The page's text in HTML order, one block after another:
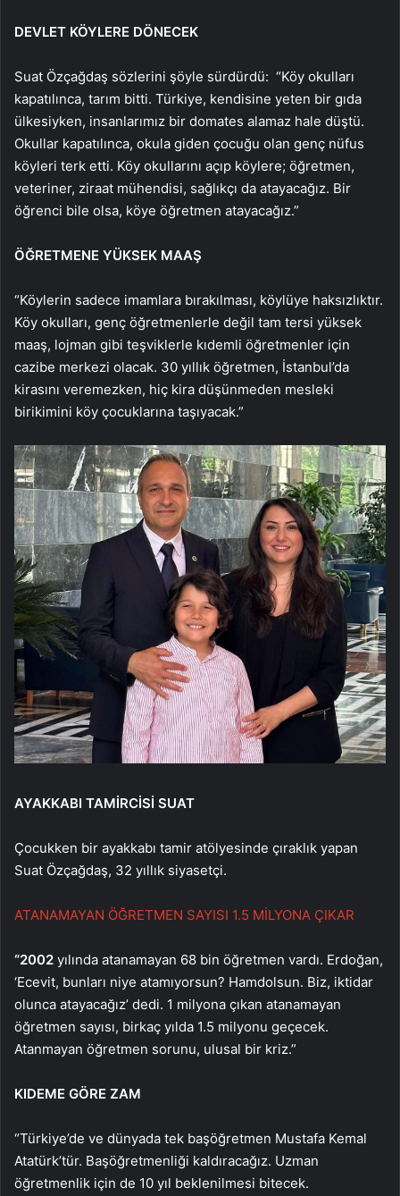
DEVLET KÖYLERE DÖNECEK
Suat Özçağdaş sözlerini şöyle sürdürdü: “Köy okulları
kapatılınca, tarım bitti. Türkiye, kendisine yeten bir gıda
ülkesiyken, insanlarımız bir domates alamaz hale düştü.
Okullar kapatılınca, okula giden çocuğu olan genç nüfus
köyleri terk etti. Köy okullarını açıp köylere; öğretmen,
veteriner, ziraat mühendisi, sağlıkçı da atayacağız. Bir
öğrenci bile olsa, köye öğretmen atayacağız.”
ÖĞRETMENE YÜKSEK MAAŞ
“Köylerin sadece imamlara bırakılması, köylüye haksızlıktır.
Köy okulları, genç öğretmenlerle değil tam tersi yüksek
maaş, lojman gibi teşviklerle kıdemli öğretmenler için
cazibe merkezi olacak. 30 yıllık öğretmen, İstanbul’da
kirasını veremezken, hiç kira düşünmeden mesleki
birikimini köy çocuklarına taşıyacak.”
AYAKKABI TAMİRCİSİ SUAT
Çocukken bir ayakkabı tamir atölyesinde çıraklık yapan
Suat Özçağdaş, 32 yıllık siyasetçi.
ATANAMAYAN ÖĞRETMEN SAYISI 1.5 MİLYONA ÇIKAR
“2002 yılında atanamayan 68 bin öğretmen vardı. Erdoğan,
‘Ecevit, bunları niye atamıyorsun? Hamdolsun. Biz, iktidar
olunca atayacağız’ dedi. 1 milyona çıkan atanamayan
öğretmen sayısı, birkaç yılda 1.5 milyonu geçecek.
Atanmayan öğretmen sorunu, ulusal bir kriz.”
KIDEME GÖRE ZAM
“Türkiye’de ve dünyada tek başöğretmen Mustafa Kemal
Atatürk’tür. Başöğretmenliği kaldıracağız. Uzman
öğretmenlik için de 10 yıl beklenilmesi bitecek.